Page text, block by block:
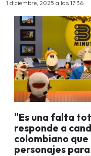
1 diciembre, 2025 a las 17:36
"Es una falta
responde a
colombiano que
personajes